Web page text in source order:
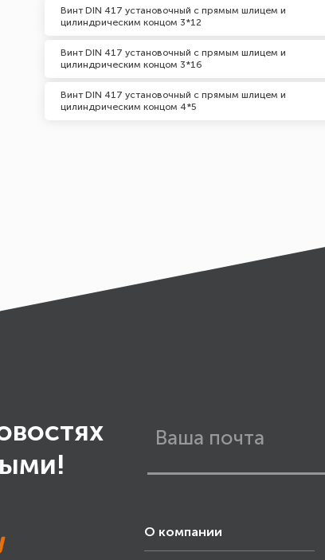
Винт DIN 417 установочный с прямым шлицем и
цилиндрическим концом 3*12
Винт DIN 417 установочный с прямым шлицем и
цилиндрическим концом 3*16
Винт DIN 417 установочный с прямым шлицем и
цилиндрическим концом 4*5
О компании